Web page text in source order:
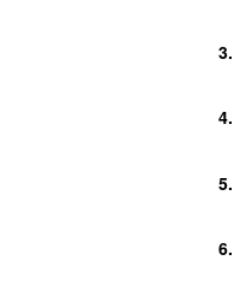
3.
4.
5.
6.